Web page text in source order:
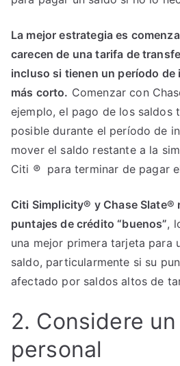
La mejor estrategia es
carecen de una tarifa de
incluso si tienen un período
más corto. Comenzar con
ejemplo, el pago de los saldos
posible durante el período de
mover el saldo restante a la
Citi ®para terminar de pagar
Citi Simplicity® y Chase Slate®
puntajes de crédito “buenos”,
una mejor primera tarjeta para
saldo, particularmente si su
afectado por saldos altos de
2. Considere
personal